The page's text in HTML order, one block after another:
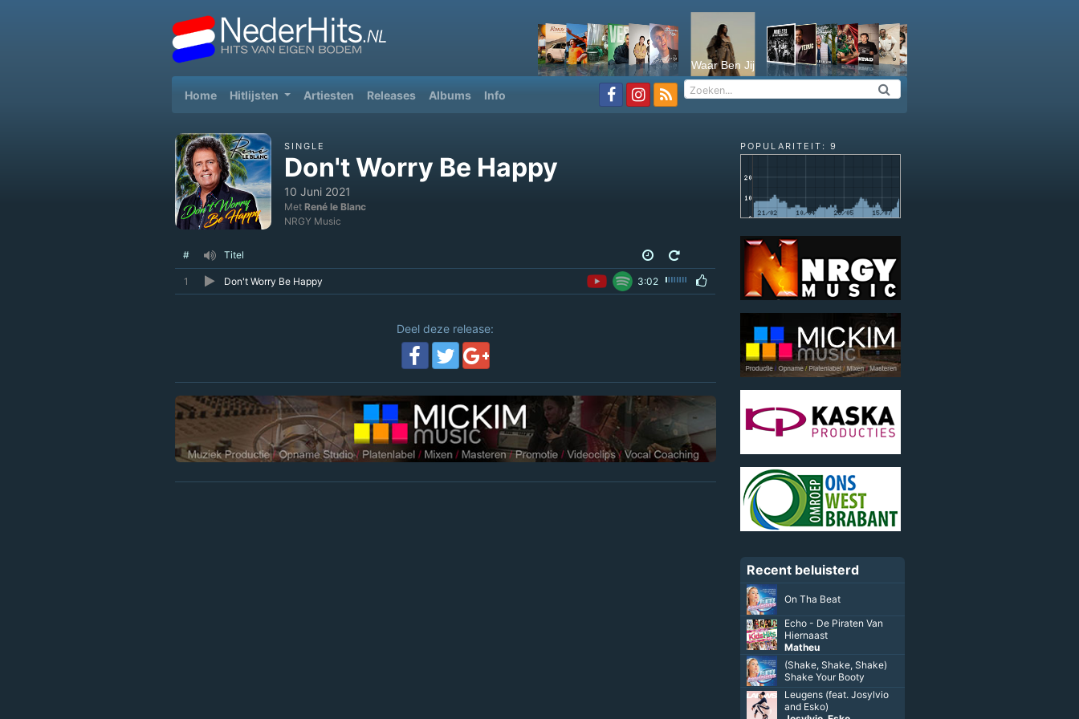
Waar Ben Jij
Home(current)
Hitlijsten Artiesten Releases Albums Info
SINGLE
Don't Worry Be Happy
10 Juni 2021
Met René le Blanc
NRGY Music
# Titel
1 Don't Worry Be Happy 3:02
Deel deze release:
POPULARITEIT: 9
Recent beluisterd
On Tha Beat
Echo - De Piraten Van
Hiernaast
Matheu
(Shake, Shake, Shake)
Shake Your Booty
Leugens (feat. Josylvio
and Esko)